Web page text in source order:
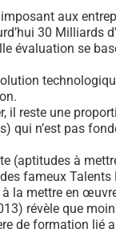
imposant aux
30 Milliards
évaluation se
il reste une
qui n’est pas
(aptitudes à
fameux
la mettre en
révèle que
de formation lié